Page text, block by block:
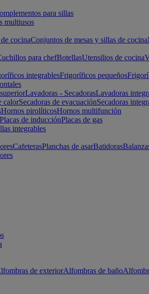
para sillas
multiusos
cocinaConjuntos de mesas y sillas de cocina
para chefBotellasUtensilios de cocina
integrablesFrigoríficos pequeños
Lavadoras - SecadorasLavadoras
calorSecadoras de evacuaciónSecadoras
Hornos pirolíticosHornos multifunción
Placas de inducciónPlacas de gas
integrables
CafeterasPlanchas de asarBatidoras
de exteriorAlfombras de baño